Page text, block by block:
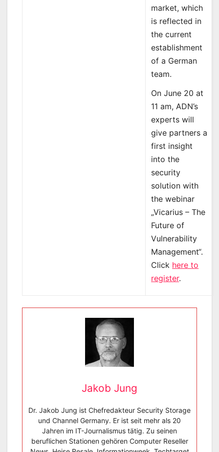
market, which
is reflected in
the current
establishment
of a German
team.
On June 20 at
11 am, ADN’s
experts will
give partners a
first insight
into the
security
solution with
the webinar
„Vicarius – The
Future of
Vulnerability
Management“.
Click here to
register.
Jakob Jung
Dr. Jakob Jung ist Chefredakteur Security Storage
und Channel Germany. Er ist seit mehr als 20
Jahren im IT-Journalismus tätig. Zu seinen
beruflichen Stationen gehören Computer Reseller